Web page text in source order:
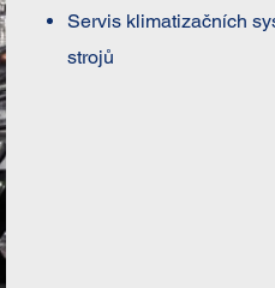
Servis klimatizačních
strojů